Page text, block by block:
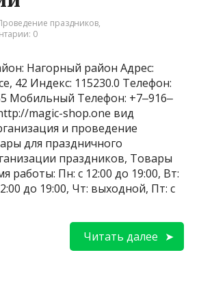
праздников,
0
Нагорный район Адрес:
42 Индекс: 115230.0 Телефон:
Мобильный Телефон: +7‒916‒
magic-shop.one вид
и проведение
для праздничного
праздников, Товары
работы: Пн: с 12:00 до 19:00, Вт:
до 19:00, Чт: выходной, Пт: с
Читать далее